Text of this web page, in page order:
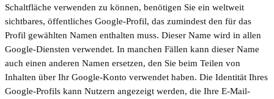
Schaltfläche verwenden zu können, benötigen Sie ein weltweit
sichtbares, öffentliches Google-Profil, das zumindest den für das
Profil gewählten Namen enthalten muss. Dieser Name wird in allen
Google-Diensten verwendet. In manchen Fällen kann dieser Name
auch einen anderen Namen ersetzen, den Sie beim Teilen von
Inhalten über Ihr Google-Konto verwendet haben. Die Identität Ihres
Google-Profils kann Nutzern angezeigt werden, die Ihre E-Mail-